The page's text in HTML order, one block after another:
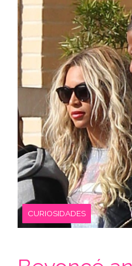
CURIOSIDADES